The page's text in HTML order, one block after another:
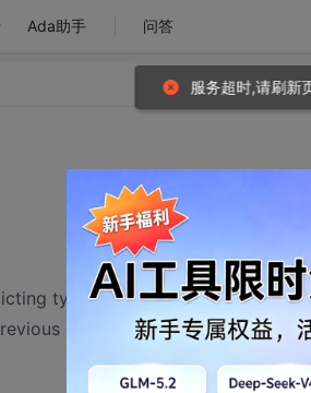
Ada助手 问答
types for `execv'
declaration of `execv'
服务超时,请刷新